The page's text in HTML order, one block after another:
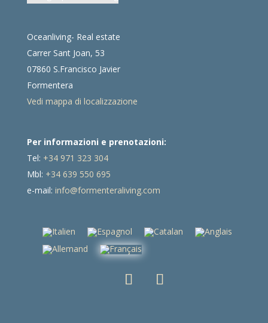
Oceanliving- Real estate
Carrer Sant Joan, 53
07860 S.Francisco Javier
Formentera
Vedi mappa di localizzazione
Per informazioni e prenotazioni:
Tel: +34 971 323 304
Mbl: +34 639 550 695
e-mail: info@formenteraliving.com